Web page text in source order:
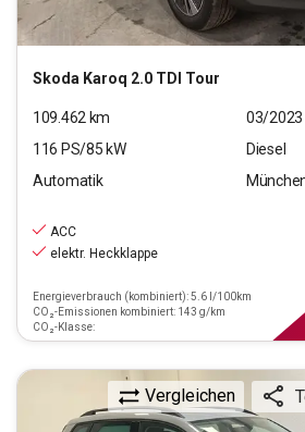
Skoda Karoq 2.0 TDI Tour
109.462 km
03/2023
116 PS/85 kW
Diesel
Automatik
ACC
elektr. Heckklappe
Energieverbrauch (kombiniert): 5.6 l/100km
CO₂-Emissionen kombiniert: 143 g/km
CO₂-Klasse:
Vergleichen